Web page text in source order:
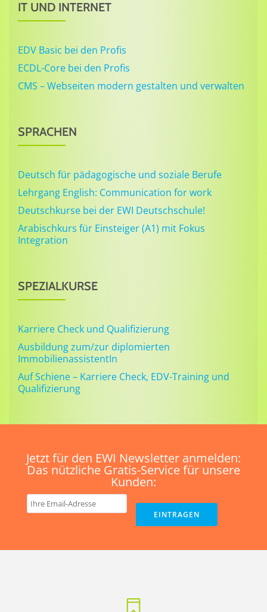
IT UND INTERNET
EDV Basic bei den Profis
ECDL-Core bei den Profis
CMS – Webseiten modern gestalten und verwalten
SPRACHEN
Deutsch für pädagogische und soziale Berufe
Lehrgang English: Communication for work
Deutschkurse bei der EWI Deutschschule!
Arabischkurs für Einsteiger (A1) mit Fokus
Integration
SPEZIALKURSE
Karriere Check und Qualifizierung
Ausbildung zum/zur diplomierten
ImmobilienassistentIn
Auf Schiene – Karriere Check, EDV-Training und
Qualifizierung
Jetzt für den EWI Newsletter anmelden:
Das nützliche Gratis-Service für unsere
Kunden: